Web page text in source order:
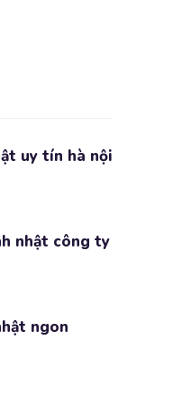
uy tín hà nội
nhật công ty
ngon